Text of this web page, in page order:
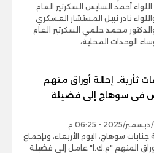
أحمد السايس السكرتير العام
نادر نبيل المستشار العسكري
محمد حلمي السكرتير العام
الوحدات المحلية،
ثأرية.. إحالة أوراق متهم
فى سوهاج إلى فضيلة
سوهاج، اليوم الأربعاء، وبإجماع
أوراق المتهم "م.ك.ا" عامل إلى فضيلة